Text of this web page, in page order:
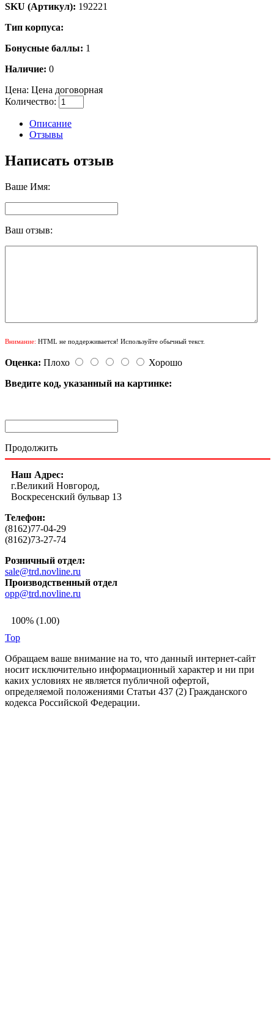
SKU (Артикул): 192221
Тип корпуса:
Бонусные баллы: 1
Наличие: 0
Цена: Цена договорная
Количество:
Описание
Отзывы
Написать отзыв
Ваше Имя:
Ваш отзыв:
Внимание: HTML не поддерживается! Используйте обычный текст.
Оценка: Плохо
Хорошо
Введите код, указанный на картинке:
Продолжить
Наш Адрес:
г.Великий Новгород,
Воскресенский бульвар 13
Телефон:
(8162)77-04-29
(8162)73-27-74
Розничный отдел:
sale@trd.novline.ru
Производственный отдел
opp@trd.novline.ru
100% (1.00)
Top
Обращаем ваше внимание на то, что данный интернет-сайт
носит исключительно информационный характер и ни при
каких условиях не является публичной офертой,
определяемой положениями Статьи 437 (2) Гражданского
кодекса Российской Федерации.